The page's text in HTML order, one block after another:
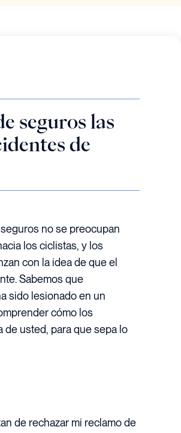
seguros las
de
no se preocupan
los ciclistas, y los
con la idea de que el
Sabemos que
sido lesionado en un
cómo los
usted, para que sepa lo
de rechazar mi reclamo de